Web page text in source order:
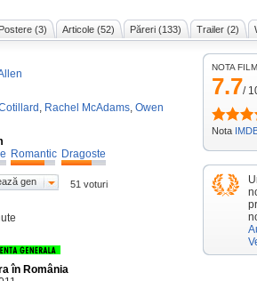
(3) Articole (52) Păreri (133) Trailer (2)
, Rachel McAdams, Owen
Romantic Dragoste
gen 51 voturi
în România
NOTA FILM
7.7/
Nota